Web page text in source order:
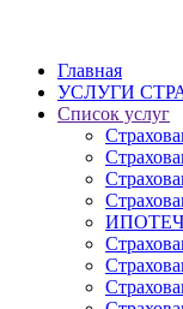
Главная
УСЛУГИ
Список услуг